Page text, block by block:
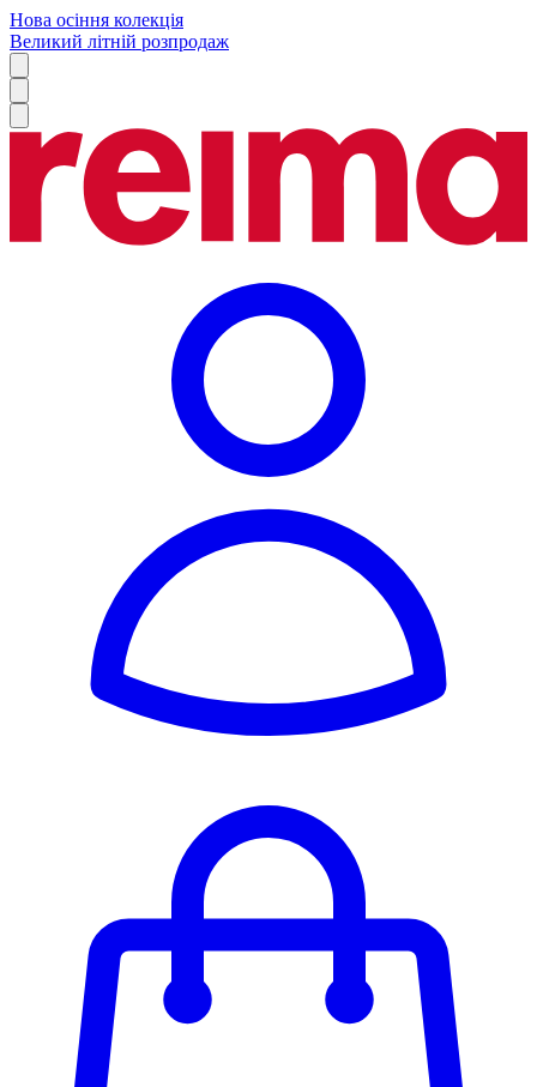
Нова осіння колекція
Великий літній розпродаж